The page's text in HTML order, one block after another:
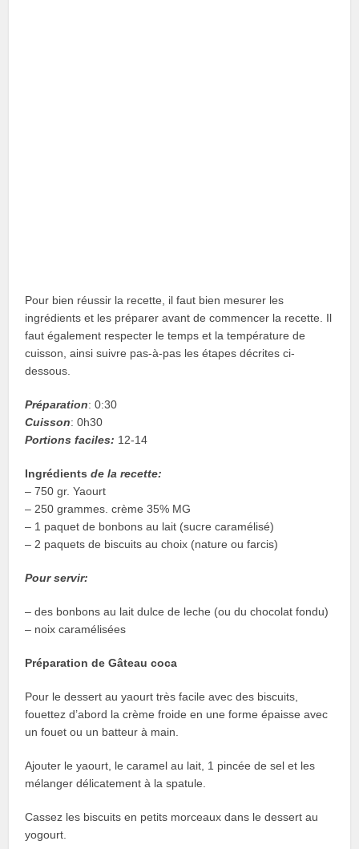
Pour bien réussir la recette, il faut bien mesurer les
ingrédients et les préparer avant de commencer la recette. Il
faut également respecter le temps et la température de
cuisson, ainsi suivre pas-à-pas les étapes décrites ci-
dessous.
Préparation: 0:30
Cuisson: 0h30
Portions faciles: 12-14
Ingrédientsde la recette:
– 750 gr. Yaourt
– 250 grammes. crème 35% MG
– 1 paquet de bonbons au lait (sucre caramélisé)
– 2 paquets de biscuits au choix (nature ou farcis)
Pour servir:
– des bonbons au lait dulce de leche (ou du chocolat fondu)
– noix caramélisées
Préparation de Gâteau coca
Pour le dessert au yaourt très facile avec des biscuits,
fouettez d’abord la crème froide en une forme épaisse avec
un fouet ou un batteur à main.
Ajouter le yaourt, le caramel au lait, 1 pincée de sel et les
mélanger délicatement à la spatule.
Cassez les biscuits en petits morceaux dans le dessert au
yogourt.